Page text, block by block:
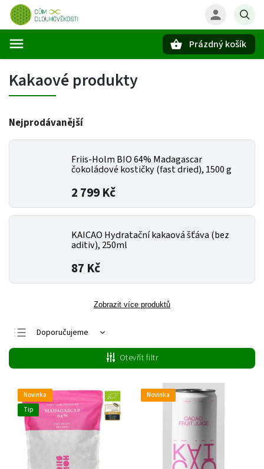
Prázdný košík
Kakaové produkty
Nejprodávanější
Friis-Holm BIO 64% Madagascar
čokoládové kostičky (fast dried), 1500 g
2 799 Kč
KAICAO Hydratační kakaová šťáva (bez
aditiv), 250ml
87 Kč
Zobrazit více produktů
Doporučujeme
Nejlevnější
Nejdražší
Nejprodávanější
Abecedně
Otevřít filtr
Novinka
Tip
Novinka